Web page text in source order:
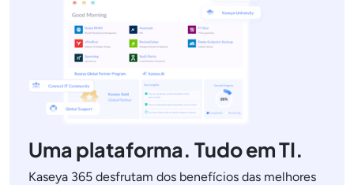
Uma plataforma. Tudo em TI.
Kaseya 365 desfrutam dos benefícios das melhores